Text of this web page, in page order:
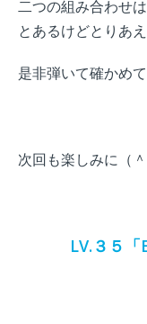
二つの組み合わせ
とあるけどとりあ
是非弾いて確かめ
次回も楽しみに（＾
LV.３５